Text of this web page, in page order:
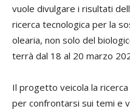
vuole divulgare i risultati
ricerca tecnologica per la
olearia, non solo del
terrà dal 18 al 20 marzo
Il progetto veicola la
per confrontarsi sui temi e